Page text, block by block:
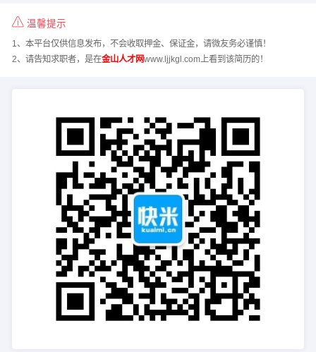
温馨提示
1、本平台仅供信息发布，不会收取押金、保证金，请微友务必谨慎！
2、请告知求职者，是在金山人才网www.ljjkgl.com上看到该简历的！